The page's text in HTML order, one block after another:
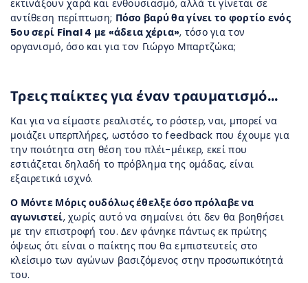
εκτινάξουν χαρά και ενθουσιασμό, αλλά τι γίνεται σε
αντίθεση περίπτωση; Πόσο βαρύ θα γίνει το φορτίο ενός
5ουσερί Final 4 με «άδεια χέρια», τόσο για τον
οργανισμό, όσο και για τον Γιώργο Μπαρτζώκα;
Τρεις παίκτες για έναν τραυματισμό…
Και για να είμαστε ρεαλιστές, το ρόστερ, ναι, μπορεί να
μοιάζει υπερπλήρες, ωστόσο το feedback που έχουμε για
την ποιότητα στη θέση του πλέι-μέικερ, εκεί που
εστιάζεται δηλαδή το πρόβλημα της ομάδας, είναι
εξαιρετικά ισχνό.
Ο Μόντε Μόρις ουδόλως έθελξε όσο πρόλαβε να
αγωνιστεί, χωρίς αυτό να σημαίνει ότι δεν θα βοηθήσει
με την επιστροφή του. Δεν φάνηκε πάντως εκ πρώτης
όψεως ότι είναι ο παίκτης που θα εμπιστευτείς στο
κλείσιμο των αγώνων βασιζόμενος στην προσωπικότητά
του.